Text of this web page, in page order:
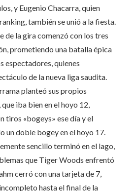
y Eugenio Chacarra, quien
también se unió a la fiesta.
de la gira comenzó con los tres
prometiendo una batalla épica
espectadores, quienes
de la nueva liga saudita.
planteó sus propios
iba bien en el hoyo 12,
tiros «bogeys» ese día y el
un doble bogey en el hoyo 17.
sencillo terminó en el lago,
que Tiger Woods enfrentó
cerró con una tarjeta de 7,
hasta el final de la